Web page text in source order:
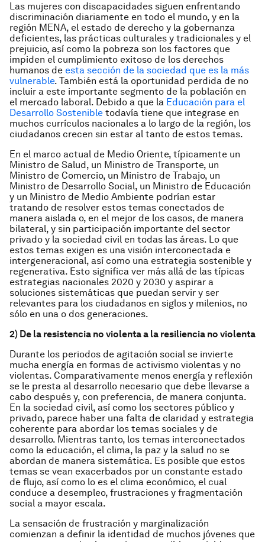
Las mujeres con discapacidades siguen enfrentando
discriminación diariamente en todo el mundo, y en la
región MENA, el estado de derecho y la gobernanza
deficientes, las prácticas culturales y tradicionales y el
prejuicio, así como la pobreza son los factores que
impiden el cumplimiento exitoso de los derechos
humanos de esta sección de la sociedad que es la más
vulnerable. También está la oportunidad perdida de no
incluir a este importante segmento de la población en
el mercado laboral. Debido a que la Educación para el
Desarrollo Sostenible todavía tiene que integrase en
muchos currículos nacionales a lo largo de la región, los
ciudadanos crecen sin estar al tanto de estos temas.
En el marco actual de Medio Oriente, típicamente un
Ministro de Salud, un Ministro de Transporte, un
Ministro de Comercio, un Ministro de Trabajo, un
Ministro de Desarrollo Social, un Ministro de Educación
y un Ministro de Medio Ambiente podrían estar
tratando de resolver estos temas conectados de
manera aislada o, en el mejor de los casos, de manera
bilateral, y sin participación importante del sector
privado y la sociedad civil en todas las áreas. Lo que
estos temas exigen es una visión interconectada e
intergeneracional, así como una estrategia sostenible y
regenerativa. Esto significa ver más allá de las típicas
estrategias nacionales 2020 y 2030 y aspirar a
soluciones sistemáticas que puedan servir y ser
relevantes para los ciudadanos en siglos y milenios, no
sólo en una o dos generaciones.
2) De la resistencia no violenta a la resiliencia no violenta
Durante los periodos de agitación social se invierte
mucha energía en formas de activismo violentas y no
violentas. Comparativamente menos energía y reflexión
se le presta al desarrollo necesario que debe llevarse a
cabo después y, con preferencia, de manera conjunta.
En la sociedad civil, así como los sectores público y
privado, parece haber una falta de claridad y estrategia
coherente para abordar los temas sociales y de
desarrollo. Mientras tanto, los temas interconectados
como la educación, el clima, la paz y la salud no se
abordan de manera sistemática. Es posible que estos
temas se vean exacerbados por un constante estado
de flujo, así como lo es el clima económico, el cual
conduce a desempleo, frustraciones y fragmentación
social a mayor escala.
La sensación de frustración y marginalización
comienzan a definir la identidad de muchos jóvenes que